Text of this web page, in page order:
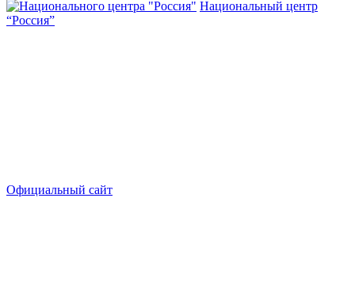
Национальный центр
“Россия”
Официальный сайт